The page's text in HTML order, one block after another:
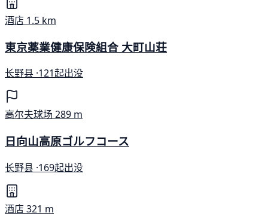
酒店 1.5 km
東京薬業健康保険組合 大町山荘
长野县 ·121起出没
高尔夫球场 289 m
日向山高原ゴルフコース
长野县 ·169起出没
酒店321 m